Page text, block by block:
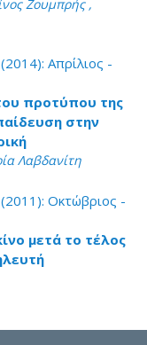
Ζουμπρής ,
Απρίλιος -
προτύπου της
στην
Λαβδανίτη
Οκτώβριος -
μετά το τέλος